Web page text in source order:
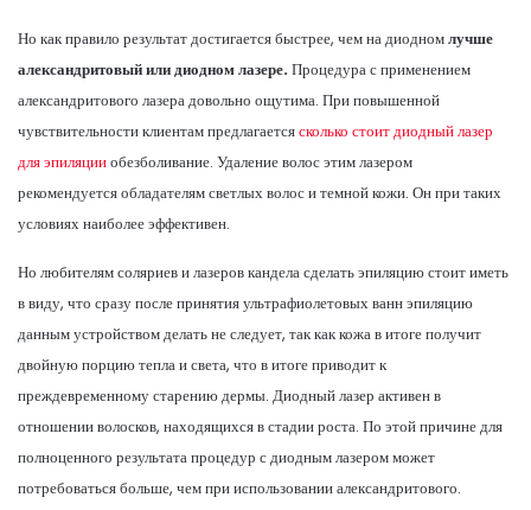
Но как правило результат достигается быстрее, чем на диодномлучше
александритовый или диодном лазере.Процедура с применением
александритового лазера довольно ощутима. При повышенной
чувствительности клиентам предлагаетсясколько стоит диодный лазер
для эпиляцииобезболивание. Удаление волос этим лазером
рекомендуется обладателям светлых волос и темной кожи. Он при таких
условиях наиболее эффективен.
Но любителям соляриев и лазеров кандела сделать эпиляцию стоит иметь
в виду, что сразу после принятия ультрафиолетовых ванн эпиляцию
данным устройством делать не следует, так как кожа в итоге получит
двойную порцию тепла и света, что в итоге приводит к
преждевременному старению дермы. Диодный лазер активен в
отношении волосков, находящихся в стадии роста. По этой причине для
полноценного результата процедур с диодным лазером может
потребоваться больше, чем при использовании александритового.